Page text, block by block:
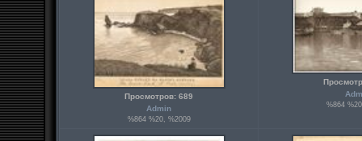
Просмотров: 689
Admin
%864 %20, %2009
%864